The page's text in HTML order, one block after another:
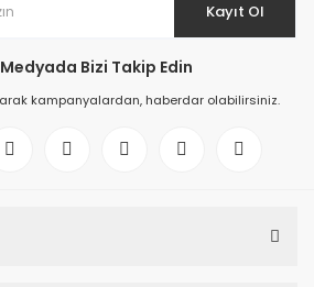
Kayıt Ol
Bizi Takip Edin
kampanyalardan, haberdar olabilirsiniz.